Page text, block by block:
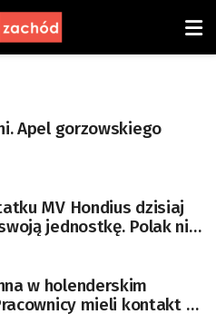
Apel gorzowskiego
MV Hondius dzisiaj
jednostkę. Polak nie
w holenderskim
mieli kontakt z